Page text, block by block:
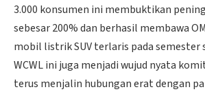
3.000 konsumen ini membuktikan
sebesar 200% dan berhasil membawa
mobil listrik SUV terlaris pada semester
WCWL ini juga menjadi wujud nyata
terus menjalin hubungan erat dengan